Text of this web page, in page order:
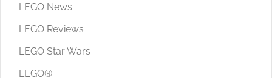
LEGO News
LEGO Reviews
LEGO Star Wars
LEGO®